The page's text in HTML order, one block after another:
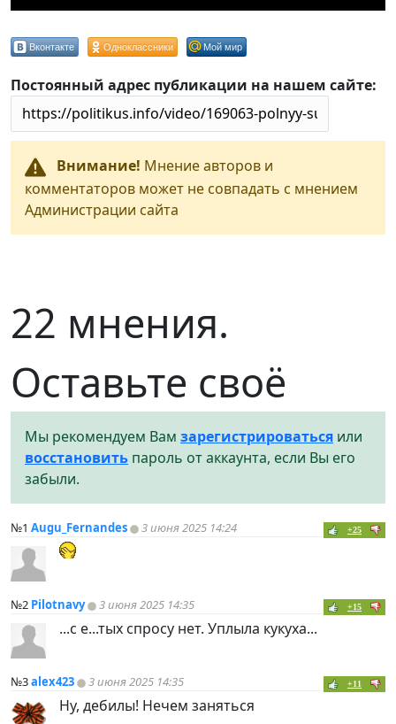
Вконтакте Одноклассники Мой мир
Постоянный адрес публикации на нашем сайте:
Внимание! Мнение авторов и
комментаторов может не совпадать с мнением
Администрации сайта
22 мнения.
Оставьте своё
Мы рекомендуем Вам зарегистрироваться или
восстановить пароль от аккаунта, если Вы его
забыли.
№1 Augu_Fernandes 3 июня 2025 14:24 +25
№2 Pilotnavy 3 июня 2025 14:35 +15
...с е...тых спросу нет. Уплыла кукуха...
№3alex423 3 июня 2025 14:35 +11
Ну, дебилы! Нечем заняться